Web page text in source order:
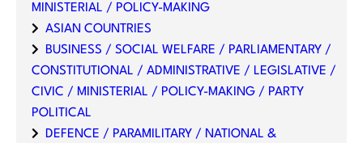
MINISTERIAL / POLICY-MAKING
ASIAN COUNTRIES
BUSINESS / SOCIAL WELFARE / PARLIAMENTARY /
CONSTITUTIONAL / ADMINISTRATIVE / LEGISLATIVE /
CIVIC / MINISTERIAL / POLICY-MAKING / PARTY
POLITICAL
DEFENCE / PARAMILITARY / NATIONAL &